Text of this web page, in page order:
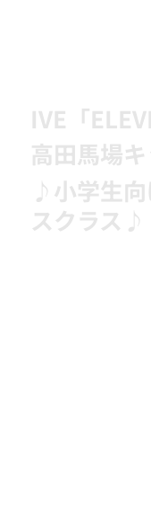
IVE「
高田馬場
♪小学生
スクラス♪